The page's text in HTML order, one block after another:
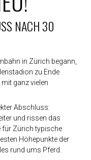
NACH 30
in Zürich begann,
zu Ende
ganz vielen
Abschluss:
und rissen das
für Zürich typische
Höhepunkte der
rund ums Pferd.